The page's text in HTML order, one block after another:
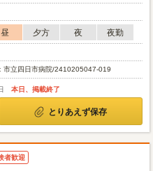
昼 夕方 夜
夜勤
立四日市病院/2410205047-019
本日、掲載終了
とりあえず保存
者歓迎